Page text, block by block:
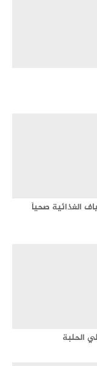
الغذائية صحياً
الحلبة